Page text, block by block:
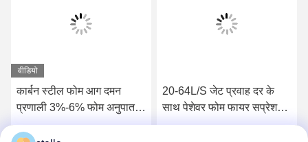
वीडियो
कार्बन स्टील फोम आग दमन
प्रणाली 3%-6% फोम अनुपात
और 500L-15000L टैंक क्षमता
20-64L/S जेट प्रवाह दर के
साथ पेशेवर फोम फायर सप्रेशन
सिस्टम गन, 45-70M अधिकतम